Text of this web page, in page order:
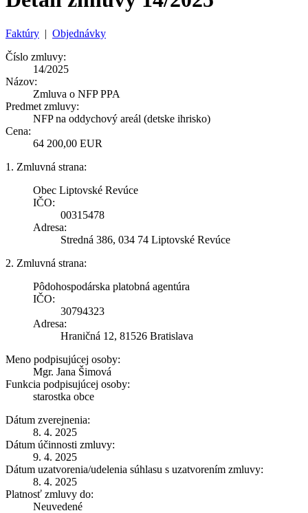
Faktúry | Objednávky
Číslo zmluvy:
14/2025
Názov:
Zmluva o NFP PPA
Predmet zmluvy:
NFP na oddychový areál (detske ihrisko)
Cena:
64 200,00 EUR
1. Zmluvná strana:
Obec Liptovské Revúce
IČO:
00315478
Adresa:
Stredná 386, 034 74 Liptovské Revúce
2. Zmluvná strana:
Pôdohospodárska platobná agentúra
IČO:
30794323
Adresa:
Hraničná 12, 81526 Bratislava
Meno podpisujúcej osoby:
Mgr. Jana Šimová
Funkcia podpisujúcej osoby:
starostka obce
Dátum zverejnenia:
8. 4. 2025
Dátum účinnosti zmluvy:
9. 4. 2025
Dátum uzatvorenia/udelenia súhlasu s uzatvorením zmluvy:
8. 4. 2025
Platnosť zmluvy do:
Neuvedené